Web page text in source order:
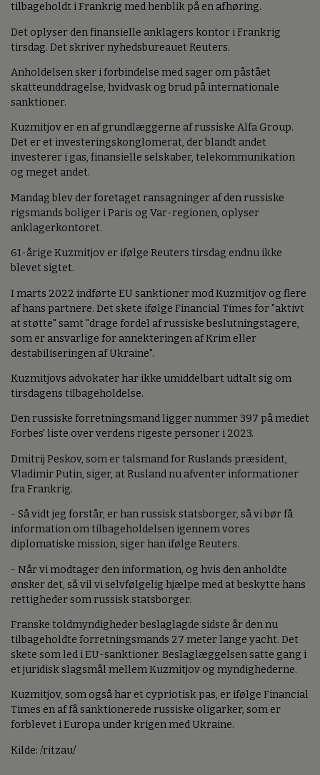
tilbageholdt i Frankrig med henblik på en afhøring.
Det oplyser den finansielle anklagers kontor i Frankrig
tirsdag. Det skriver nyhedsbureauet Reuters.
Anholdelsen sker i forbindelse med sager om påstået
skatteunddragelse, hvidvask og brud på internationale
sanktioner.
Kuzmitjov er en af grundlæggerne af russiske Alfa Group.
Det er et investeringskonglomerat, der blandt andet
investerer i gas, finansielle selskaber, telekommunikation
og meget andet.
Mandag blev der foretaget ransagninger af den russiske
rigsmands boliger i Paris og Var-regionen, oplyser
anklagerkontoret.
61-årige Kuzmitjov er ifølge Reuters tirsdag endnu ikke
blevet sigtet.
I marts 2022 indførte EU sanktioner mod Kuzmitjov og flere
af hans partnere. Det skete ifølge Financial Times for "aktivt
at støtte" samt "drage fordel af russiske beslutningstagere,
som er ansvarlige for annekteringen af Krim eller
destabiliseringen af Ukraine".
Kuzmitjovs advokater har ikke umiddelbart udtalt sig om
tirsdagens tilbageholdelse.
Den russiske forretningsmand ligger nummer 397 på mediet
Forbes' liste over verdens rigeste personer i 2023.
Dmitrij Peskov, som er talsmand for Ruslands præsident,
Vladimir Putin, siger, at Rusland nu afventer informationer
fra Frankrig.
- Så vidt jeg forstår, er han russisk statsborger, så vi bør få
information om tilbageholdelsen igennem vores
diplomatiske mission, siger han ifølge Reuters.
- Når vi modtager den information, og hvis den anholdte
ønsker det, så vil vi selvfølgelig hjælpe med at beskytte hans
rettigheder som russisk statsborger.
Franske toldmyndigheder beslaglagde sidste år den nu
tilbageholdte forretningsmands 27 meter lange yacht. Det
skete som led i EU-sanktioner. Beslaglæggelsen satte gang i
et juridisk slagsmål mellem Kuzmitjov og myndighederne.
Kuzmitjov, som også har et cypriotisk pas, er ifølge Financial
Times en af få sanktionerede russiske oligarker, som er
forblevet i Europa under krigen med Ukraine.
Kilde: /ritzau/